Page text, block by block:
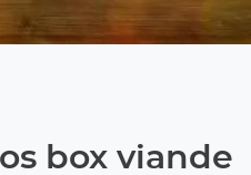
box viande